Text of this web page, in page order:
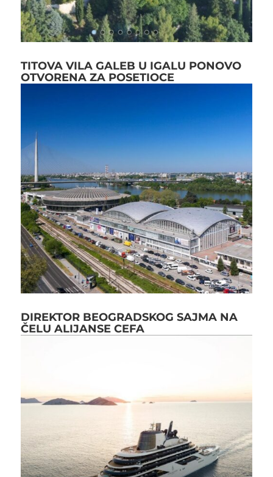
TITOVA VILA GALEB U IGALU PONOVO
OTVORENA ZA POSETIOCE
DIREKTOR BEOGRADSKOG SAJMA NA
ČELU ALIJANSE CEFA